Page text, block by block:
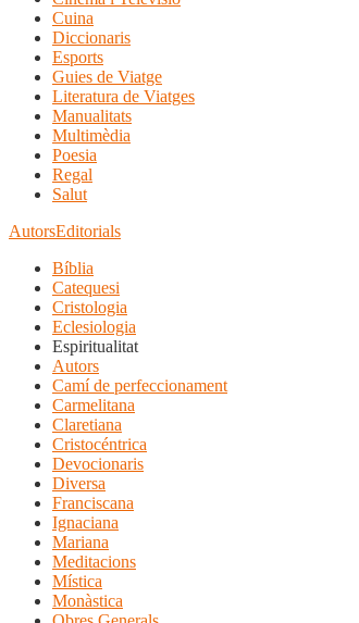
Cuina
Diccionaris
Esports
Guies de Viatge
Literatura de Viatges
Manualitats
Multimèdia
Poesia
Regal
Salut
AutorsEditorials
Bíblia
Catequesi
Cristologia
Eclesiologia
Espiritualitat
Autors
Camí de perfeccionament
Carmelitana
Claretiana
Cristocéntrica
Devocionaris
Diversa
Franciscana
Ignaciana
Mariana
Meditacions
Mística
Monàstica